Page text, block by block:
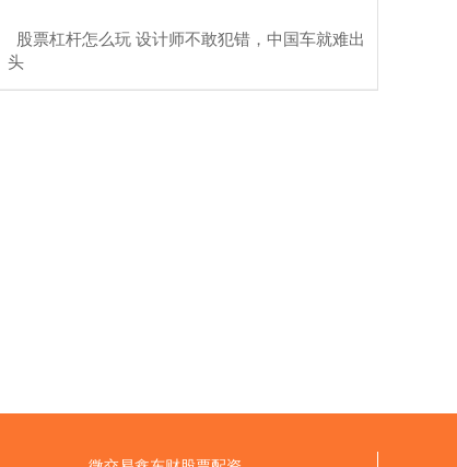
​股票杠杆怎么玩 设计师不敢犯错，中国车就难出
头